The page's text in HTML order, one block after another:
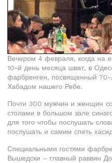
Вечером 4 февраля, когда на
10-й день месяца шват, в
фарбренген, посвященный 70-
Хабадом нашего Ребе.
Почти 300 мужчин и женщин
столами в большом зале
для того чтобы послушать
послушать и самим спеть
Специальными гостями
Вышедски – главный раввин